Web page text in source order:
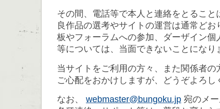
その間、電話等で本人と連絡をとること
良作品の選考やサイトの運営は通常ど
板やフォーラムへの参加、ダーザイン個
等については、当面できないことになり
当サイトをご利用の方々、また関係者の
ご心配をおかけしますが、どうぞよろ
なお、 webmaster@bungoku.jp 宛のメ